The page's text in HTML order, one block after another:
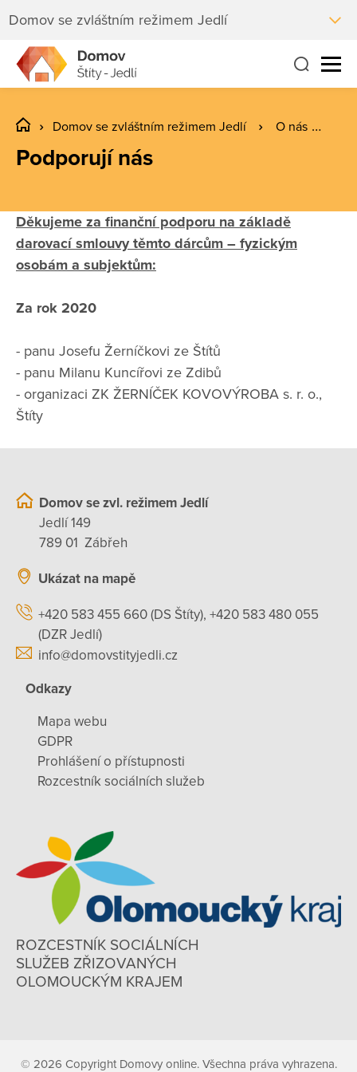
Domov se zvláštním režimem Jedlí
Domov se zvláštním režimem Jedlí O nás
Podporují nás
Děkujeme za finanční podporu na základě
darovací smlouvy těmto dárcům – fyzickým
osobám a subjektům:
Za rok 2020
- panu Josefu Žerníčkovi ze Štítů
- panu Milanu Kuncířovi ze Zdibů
- organizaci ZK ŽERNÍČEK KOVOVÝROBA s. r. o.,
Štíty
Domov se zvl. režimem Jedlí
Jedlí 149
789 01 Zábřeh
Ukázat na mapě
+420 583 455 660 (DS Štíty), +420 583 480 055
(DZR Jedlí)
info@domovstityjedli.cz
Odkazy
Mapa webu
GDPR
Prohlášení o přístupnosti
Rozcestník sociálních služeb
ROZCESTNÍK SOCIÁLNÍCH
SLUŽEB ZŘIZOVANÝCH
OLOMOUCKÝM KRAJEM
© 2026 Copyright Domovy online. Všechna práva vyhrazena.